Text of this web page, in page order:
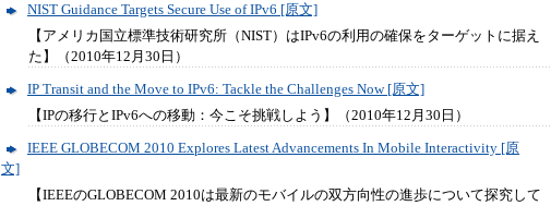
NIST Guidance Targets Secure Use of IPv6 [原文]
【アメリカ国立標準技術研究所（NIST）はIPv6の利用の確保をターゲットに据え
た】（2010年12月30日）
IP Transit and the Move to IPv6: Tackle the Challenges Now [原文]
【IPの移行とIPv6への移動：今こそ挑戦しよう】（2010年12月30日）
IEEE GLOBECOM 2010 Explores Latest Advancements In Mobile Interactivity [原
文]
【IEEEのGLOBECOM 2010は最新のモバイルの双方向性の進歩について探究して